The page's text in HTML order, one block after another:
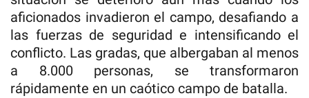
aficionados invadieron el campo, desafiando a
las fuerzas de seguridad e intensificando el
conflicto. Las gradas, que albergaban al menos
a 8.000 personas, se transformaron
rápidamente en un caótico campo de batalla.